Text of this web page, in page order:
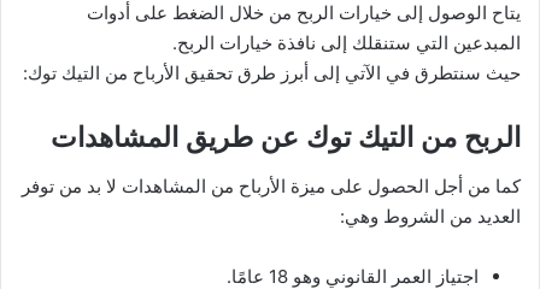
يتاح الوصول إلى خيارات الربح من خلال الضغط على أدوات
المبدعين التي ستنقلك إلى نافذة خيارات الربح.
حيث سنتطرق في الآتي إلى أبرز طرق تحقيق الأرباح من التيك توك:
الربح من التيك توك عن طريق المشاهدات
كما من أجل الحصول على ميزة الأرباح من المشاهدات لا بد من توفر
العديد من الشروط وهي:
اجتياز العمر القانوني وهو 18 عامًا.